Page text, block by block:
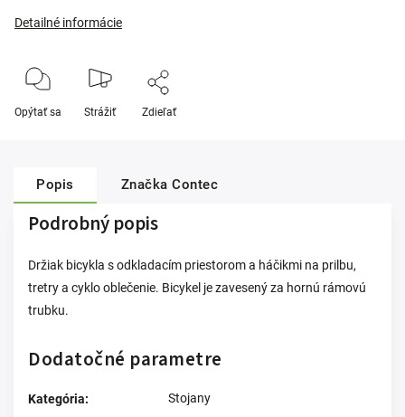
Detailné informácie
Opýtať sa Strážiť Zdieľať
Popis Značka Contec
Podrobný popis
Držiak bicykla s odkladacím priestorom a háčikmi na prilbu,
tretry a cyklo oblečenie. Bicykel je zavesený za hornú rámovú
trubku.
Dodatočné parametre
Kategória:
Stojany